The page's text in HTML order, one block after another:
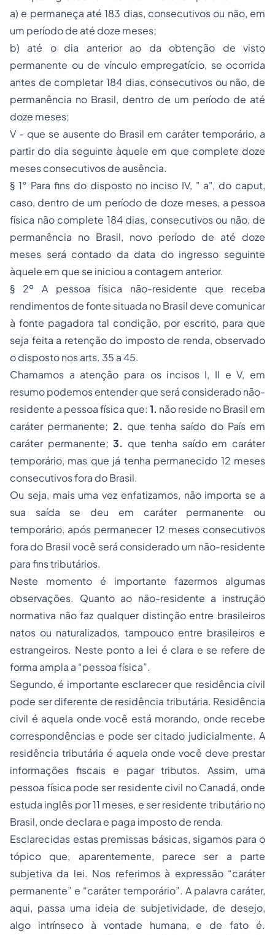
a) e permaneça até 183 dias, consecutivos ou não, em
um período de até doze meses;
b) até o dia anterior ao da obtenção de visto
permanente ou de vínculo empregatício, se ocorrida
antes de completar 184 dias, consecutivos ou não, de
permanência no Brasil, dentro de um período de até
doze meses;
V - que se ausente do Brasil em caráter temporário, a
partir do dia seguinte àquele em que complete doze
meses consecutivos de ausência.
§ 1° Para fins do disposto no inciso IV, " a", do caput,
caso, dentro de um período de doze meses, a pessoa
física não complete 184 dias, consecutivos ou não, de
permanência no Brasil, novo período de até doze
meses será contado da data do ingresso seguinte
àquele em que se iniciou a contagem anterior.
§ 2º A pessoa física não-residente que receba
rendimentos de fonte situada no Brasil deve comunicar
à fonte pagadora tal condição, por escrito, para que
seja feita a retenção do imposto de renda, observado
o disposto nos arts. 35 a 45.
Chamamos a atenção para os incisos I, II e V, em
resumo podemos entender que será considerado não-
residente a pessoa física que: 1. não reside no Brasil em
caráter permanente; 2. que tenha saído do País em
caráter permanente;3. que tenha saído em caráter
temporário, mas que já tenha permanecido 12 meses
consecutivos fora do Brasil.
Ou seja, mais uma vez enfatizamos, não importa se a
sua saída se deu em caráter permanente ou
temporário, após permanecer 12 meses consecutivos
fora do Brasil você será considerado um não-residente
para fins tributários.
Neste momento é importante fazermos algumas
observações. Quanto ao não-residente a instrução
normativa não faz qualquer distinção entre brasileiros
natos ou naturalizados, tampouco entre brasileiros e
estrangeiros. Neste ponto a lei é clara e se refere de
forma ampla a “pessoa física”.
Segundo, é importante esclarecer que residência civil
pode ser diferente de residência tributária. Residência
civil é aquela onde você está morando, onde recebe
correspondências e pode ser citado judicialmente. A
residência tributária é aquela onde você deve prestar
informações fiscais e pagar tributos. Assim, uma
pessoa física pode ser residente civil no Canadá, onde
estuda inglês por 11 meses, e ser residente tributário no
Brasil, onde declara e paga imposto de renda.
Esclarecidas estas premissas básicas, sigamos para o
tópico que, aparentemente, parece ser a parte
subjetiva da lei. Nos referimos à expressão “caráter
permanente” e “caráter temporário”. A palavra caráter,
aqui, passa uma ideia de subjetividade, de desejo,
algo intrínseco à vontade humana, e de fato é.